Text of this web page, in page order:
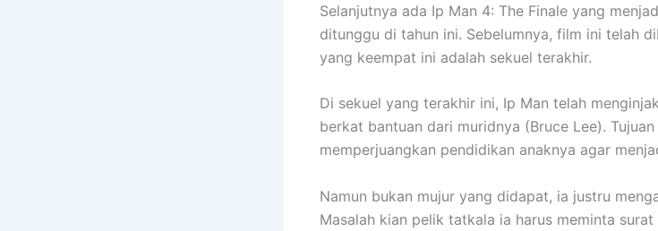
Selanjutnya ada Ip Man 4: The Finale yang
ditunggu di tahun ini. Sebelumnya, film ini telah
yang keempat ini adalah sekuel terakhir.
Di sekuel yang terakhir ini, Ip Man telah
berkat bantuan dari muridnya (Bruce Lee).
memperjuangkan pendidikan anaknya agar
Namun bukan mujur yang didapat, ia justru
Masalah kian pelik tatkala ia harus meminta